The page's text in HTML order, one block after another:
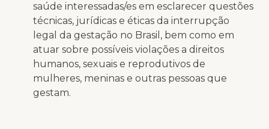
saúde interessadas/es em esclarecer questões
técnicas, jurídicas e éticas da interrupção
legal da gestação no Brasil, bem como em
atuar sobre possíveis violações a direitos
humanos, sexuais e reprodutivos de
mulheres, meninas e outras pessoas que
gestam.